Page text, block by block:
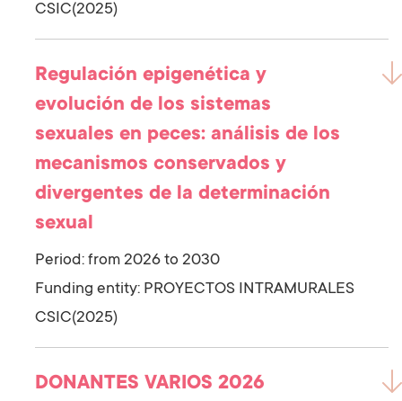
CSIC(2025)
Regulación epigenética y
evolución de los sistemas
sexuales en peces: análisis de los
mecanismos conservados y
divergentes de la determinación
sexual
Period: from 2026 to 2030
Funding entity: PROYECTOS INTRAMURALES
CSIC(2025)
DONANTES VARIOS 2026